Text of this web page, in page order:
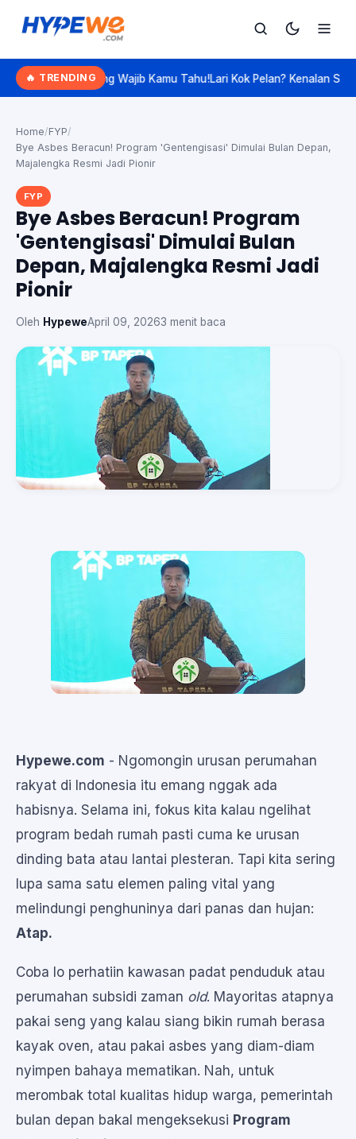
Hypewe.com - Curated Hype. Real Talk.
Cari artikel
🔥 TRENDING
Wajib Kamu Tahu!Lari Kok Pelan? Kenalan Sama 'Slow
Home/FYP/
Bye Asbes Beracun! Program 'Gentengisasi' Dimulai Bulan Depan,
Majalengka Resmi Jadi Pionir
FYP
Bye Asbes Beracun! Program
'Gentengisasi' Dimulai Bulan
Depan, Majalengka Resmi Jadi
Pionir
Oleh HypeweApril 09, 20263 menit baca
Hypewe.com - Ngomongin urusan perumahan
rakyat di Indonesia itu emang nggak ada
habisnya. Selama ini, fokus kita kalau ngelihat
program bedah rumah pasti cuma ke urusan
dinding bata atau lantai plesteran. Tapi kita sering
lupa sama satu elemen paling vital yang
melindungi penghuninya dari panas dan hujan:
Atap.
Coba lo perhatiin kawasan padat penduduk atau
perumahan subsidi zaman old. Mayoritas atapnya
pakai seng yang kalau siang bikin rumah berasa
kayak oven, atau pakai asbes yang diam-diam
nyimpen bahaya mematikan. Nah, untuk
merombak total kualitas hidup warga, pemerintah
bulan depan bakal mengeksekusi Program